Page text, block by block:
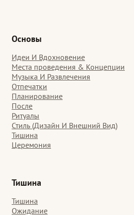
Основы
Идеи И Вдохновение
Места проведения & Концепции
Музыка И Развлечения
Отпечатки
Планирование
После
Ритуалы
Стиль (Дизайн И Внешний Вид)
Тишина
Церемония
Тишина
Тишина
Ожидание